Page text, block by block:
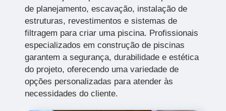
de planejamento, escavação, instalação de
estruturas, revestimentos e sistemas de
filtragem para criar uma piscina. Profissionais
especializados em construção de piscinas
garantem a segurança, durabilidade e estética
do projeto, oferecendo uma variedade de
opções personalizadas para atender às
necessidades do cliente.